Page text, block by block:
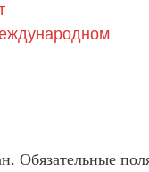
Обязательные